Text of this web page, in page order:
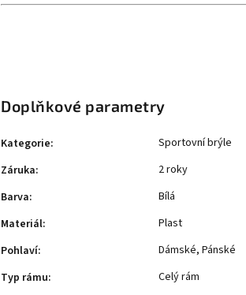
Doplňkové parametry
Kategorie:
Sportovní brýle
Záruka:
2 roky
Barva:
Bílá
Materiál:
Plast
Pohlaví:
Dámské, Pánské
Typ rámu:
Celý rám